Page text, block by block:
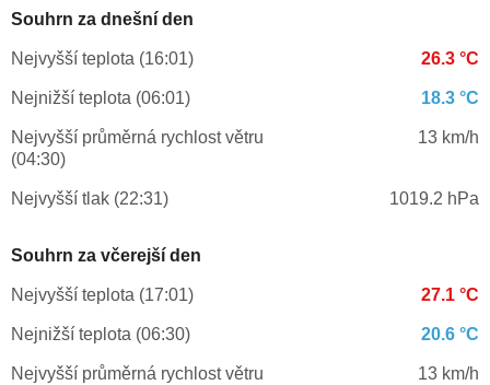
Souhrn za dnešní den
Nejvyšší teplota (16:01) 26.3 °C
Nejnižší teplota (06:01) 18.3 °C
Nejvyšší průměrná rychlost větru
(04:30)
13 km/h
Nejvyšší tlak (22:31) 1019.2 hPa
Souhrn za včerejší den
Nejvyšší teplota (17:01) 27.1 °C
Nejnižší teplota (06:30) 20.6 °C
Nejvyšší průměrná rychlost větru
13 km/h